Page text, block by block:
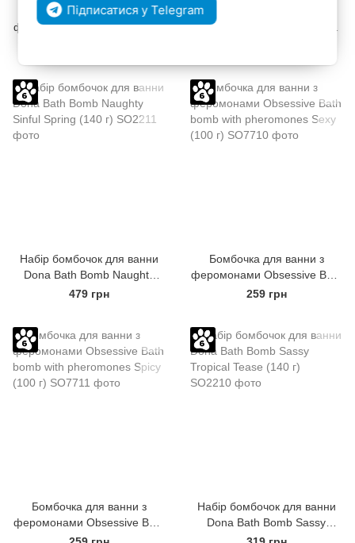
Бомбочка для ванни з
феромонами Obsessive Bath
Супербомбочка для ванни
Dona Bath Bomb — Rosey
Набір бомбочок для ванни
Dona Bath Bomb Naughty
Sinful Spring (140 г)
479 грн
Бомбочка для ванни з
феромонами Obsessive Bath
bomb with pheromones Sexy
259 грн
Бомбочка для ванни з
феромонами Obsessive Bath
bomb with pheromones Spicy
Набір бомбочок для ванни
Dona Bath Bomb Sassy
Tropical Tease (140 г)
Підписатися у Telegram